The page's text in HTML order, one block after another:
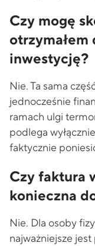
Czy mogę
otrzymałem
inwestycję?
Nie. Ta sama
jednocześnie
ramach ulgi
podlega
faktycznie
Czy faktura
konieczna
Nie. Dla osoby
najważniejsze